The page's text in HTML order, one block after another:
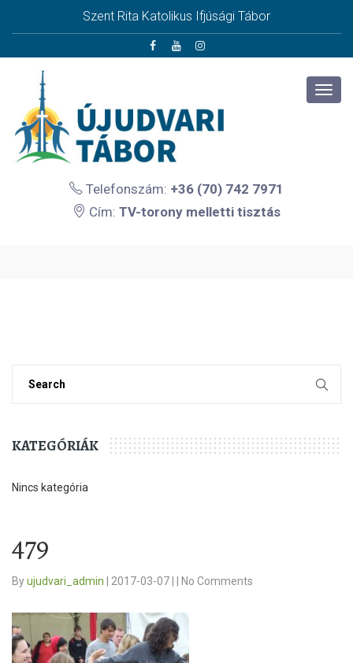
Szent Rita Katolikus Ifjúsági Tábor
Telefonszám: +36 (70) 742 7971
Cím: TV-torony melletti tisztás
KATEGÓRIÁK
Nincs kategória
479
Byujudvari_admin 2017-03-07 No Comments